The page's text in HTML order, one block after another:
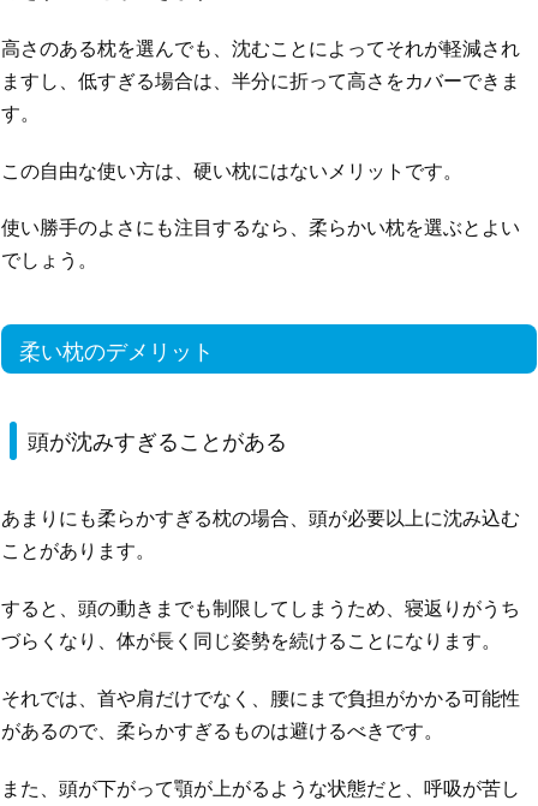
高さのある枕を選んでも、沈むことによってそれが軽減され
ますし、低すぎる場合は、半分に折って高さをカバーできま
す。
この自由な使い方は、硬い枕にはないメリットです。
使い勝手のよさにも注目するなら、柔らかい枕を選ぶとよい
でしょう。
柔い枕のデメリット
頭が沈みすぎることがある
あまりにも柔らかすぎる枕の場合、頭が必要以上に沈み込む
ことがあります。
すると、頭の動きまでも制限してしまうため、寝返りがうち
づらくなり、体が長く同じ姿勢を続けることになります。
それでは、首や肩だけでなく、腰にまで負担がかかる可能性
があるので、柔らかすぎるものは避けるべきです。
また、頭が下がって顎が上がるような状態だと、呼吸が苦し